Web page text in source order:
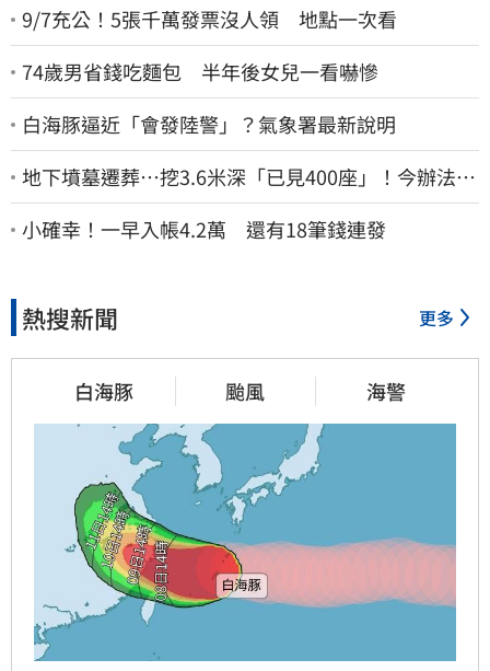
9/7充公！5張千萬發票沒人領 地點一次看
74歲男省錢吃麵包 半年後女兒一看嚇慘
白海豚逼近「會發陸警」？氣象署最新說明
地下墳墓遷葬…挖3.6米深「已見400座」！今辦法會
安撫祖先
小確幸！一早入帳4.2萬 還有18筆錢連發
熱搜新聞 更多
白海豚 颱風 海警